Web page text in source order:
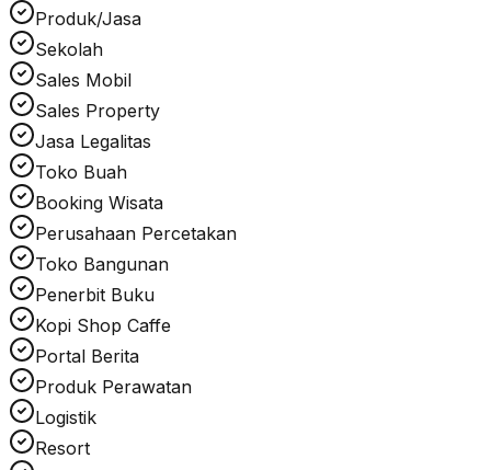
Produk/Jasa
Sekolah
Sales Mobil
Sales Property
Jasa Legalitas
Toko Buah
Booking Wisata
Perusahaan Percetakan
Toko Bangunan
Penerbit Buku
Kopi Shop Caffe
Portal Berita
Produk Perawatan
Logistik
Resort